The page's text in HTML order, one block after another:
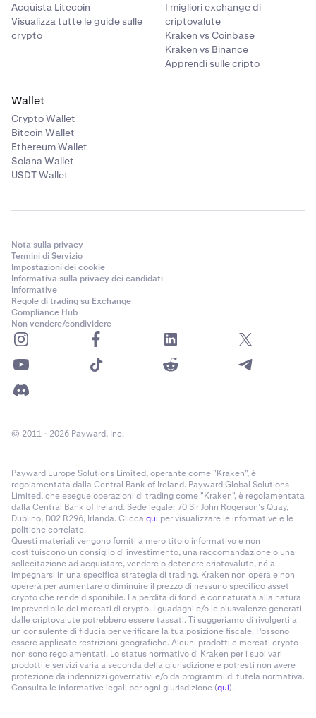
Acquista Litecoin
Visualizza tutte le guide sulle
crypto
I migliori exchange di
criptovalute
Kraken vs Coinbase
Kraken vs Binance
Apprendi sulle cripto
Wallet
Crypto Wallet
Bitcoin Wallet
Ethereum Wallet
Solana Wallet
USDT Wallet
Nota sulla privacy
Termini di Servizio
Impostazioni dei cookie
Informativa sulla privacy dei candidati
Informative
Regole di trading su Exchange
Compliance Hub
Non vendere/condividere
© 2011 - 2026 Payward, Inc.
Payward Europe Solutions Limited, operante come "Kraken", è
regolamentata dalla Central Bank of Ireland. Payward Global Solutions
Limited, che esegue operazioni di trading come "Kraken", è regolamentata
dalla Central Bank of Ireland. Sede legale: 70 Sir John Rogerson’s Quay,
Dublino, D02 R296, Irlanda. Cliccaqui per visualizzare le informative e le
politiche correlate.
Questi materiali vengono forniti a mero titolo informativo e non
costituiscono un consiglio di investimento, una raccomandazione o una
sollecitazione ad acquistare, vendere o detenere criptovalute, né a
impegnarsi in una specifica strategia di trading. Kraken non opera e non
opererà per aumentare o diminuire il prezzo di nessuno specifico asset
crypto che rende disponibile. La perdita di fondi è connaturata alla natura
imprevedibile dei mercati di crypto. I guadagni e/o le plusvalenze generati
dalle criptovalute potrebbero essere tassati. Ti suggeriamo di rivolgerti a
un consulente di fiducia per verificare la tua posizione fiscale. Possono
essere applicate restrizioni geografiche. Alcuni prodotti e mercati crypto
non sono regolamentati. Lo status normativo di Kraken per i suoi vari
prodotti e servizi varia a seconda della giurisdizione e potresti non avere
protezione da indennizzi governativi e/o da programmi di tutela normativa.
Consulta le informative legali per ogni giurisdizione (qui).